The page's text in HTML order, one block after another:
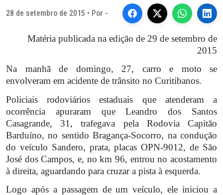
28 de setembro de 2015 • Por -
Matéria publicada na edição de 29 de setembro de
2015
Na manhã de domingo, 27, carro e moto se
envolveram em acidente de trânsito no Curitibanos.
Policiais rodoviários estaduais que atenderam a
ocorrência apuraram que Leandro dos Santos
Casagrande, 31, trafegava pela Rodovia Capitão
Barduíno, no sentido Bragança-Socorro, na condução
do veículo Sandero, prata, placas OPN-9012, de São
José dos Campos, e, no km 96, entrou no acostamento
à direita, aguardando para cruzar a pista à esquerda.
Logo após a passagem de um veículo, ele iniciou a